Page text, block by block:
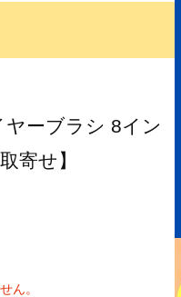
ーブラシ 8イン
寄せ】
ん。